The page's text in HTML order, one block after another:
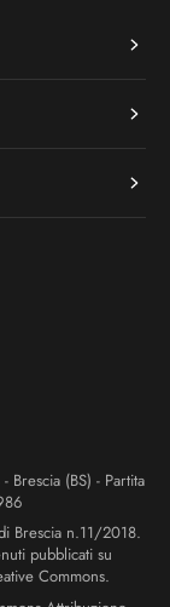
Brescia (BS) - Partita
Brescia n.11/2018.
pubblicati su
Commons.